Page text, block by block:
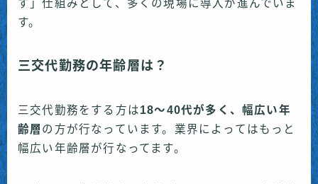
す」仕組みとして、多くの現場に導入が進んでいま
す。
三交代勤務の年齢層は？
三交代勤務をする方は18〜40代が多く、幅広い年
齢層 の方が行なっています。業界によってはもっと
幅広い年齢層が行なってます。